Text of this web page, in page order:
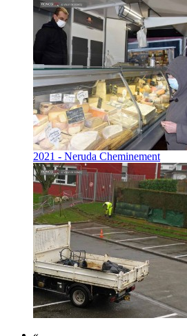
2021 - Neruda Cheminement